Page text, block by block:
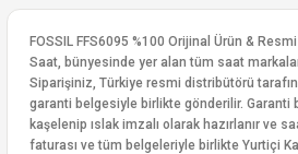
FOSSIL FFS6095 %100 Orijinal Ürün &
Saat, bünyesinde yer alan tüm saat
Siparişiniz, Türkiye resmi distribütörü
garanti belgesiyle birlikte gönderilir. Garanti
kaşelenip ıslak imzalı olarak hazırlanır ve
faturası ve tüm belgeleriyle birlikte Yurtiçi